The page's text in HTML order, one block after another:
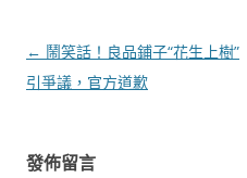
文
章
← 鬧笑話！良品鋪子“花生上樹”
引爭議，官方道歉
發佈留言